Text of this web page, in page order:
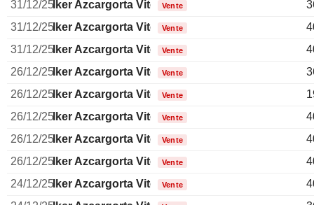
31/12/25Iker Azcargorta ViteriVente
31/12/25Iker Azcargorta ViteriVente
31/12/25Iker Azcargorta ViteriVente
26/12/25Iker Azcargorta ViteriVente
26/12/25Iker Azcargorta ViteriVente
26/12/25Iker Azcargorta ViteriVente
26/12/25Iker Azcargorta ViteriVente
26/12/25Iker Azcargorta ViteriVente
24/12/25Iker Azcargorta ViteriVente